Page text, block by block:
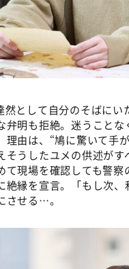
然として自分のそばに
弁明も拒絶。迷うこと
理由は、“鳩に驚いて手
そうしたユメの供述が
て現場を確認しても警
絶縁を宣言。「もし次
させる…。